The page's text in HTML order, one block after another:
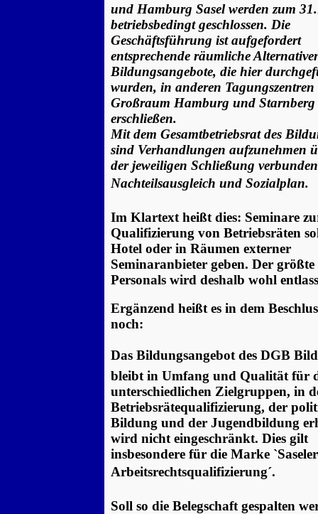
und Hamburg Sasel werden zum
betriebsbedingt geschlossen. Die
Geschäftsführung ist aufgefordert
entsprechende räumliche
Bildungsangebote, die hier
wurden, in anderen Tagungszentren
Großraum Hamburg und Starnberg
erschließen.
Mit dem Gesamtbetriebsrat des
sind Verhandlungen aufzunehmen
der jeweiligen Schließung
Nachteilsausgleich und Sozialplan.
Im Klartext heißt dies: Seminare
Qualifizierung von Betriebsräten
Hotel oder in Räumen externer
Seminaranbieter geben. Der größte
Personals wird deshalb wohl
Ergänzend heißt es in dem
noch:
Das Bildungsangebot des DGB
bleibt in Umfang und Qualität für
unterschiedlichen Zielgruppen, in
Betriebsrätequalifizierung, der
Bildung und der Jugendbildung
wird nicht eingeschränkt. Dies gilt
insbesondere für die Marke
Arbeitsrechtsqualifizierung´.
Soll so die Belegschaft gespalten